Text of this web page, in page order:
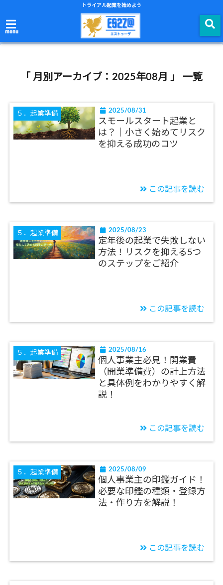
トライアル起業を始めよう
menu
「 月別アーカイブ：2025年08月 」 一覧
５．起業準備 2025/08/31
スモールスタート起業と
は？｜小さく始めてリスク
を抑える成功のコツ
この記事を読む
５．起業準備 2025/08/23
定年後の起業で失敗しない
方法！リスクを抑える5つ
のステップをご紹介
この記事を読む
５．起業準備 2025/08/16
個人事業主必見！開業費
（開業準備費）の計上方法
と具体例をわかりやすく解
説！
この記事を読む
５．起業準備 2025/08/09
個人事業主の印鑑ガイド！
必要な印鑑の種類・登録方
法・作り方を解説！
この記事を読む